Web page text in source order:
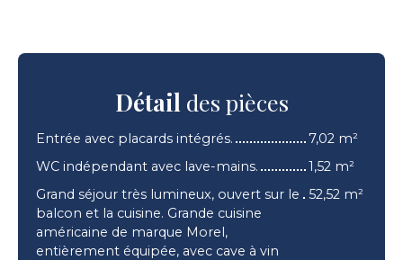
Détail des pièces
Entrée avec placards intégrés.
7,02 m²
WC indépendant avec lave-mains.
1,52 m²
Grand séjour très lumineux, ouvert sur le
balcon et la cuisine. Grande cuisine
américaine de marque Morel,
entièrement équipée, avec cave à vin
52,52 m²